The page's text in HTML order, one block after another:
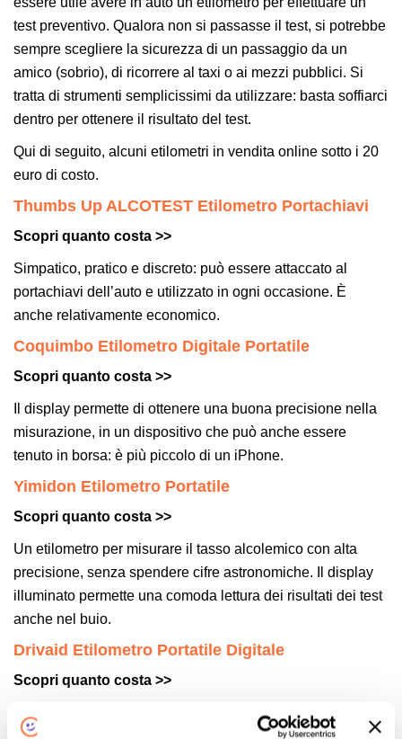
test preventivo. Qualora non si passasse il test, si potrebbe
sempre scegliere la sicurezza di un passaggio da un
amico (sobrio), di ricorrere al taxi o ai mezzi pubblici. Si
tratta di strumenti semplicissimi da utilizzare: basta soffiarci
dentro per ottenere il risultato del test.
Qui di seguito, alcuni etilometri in vendita online sotto i 20
euro di costo.
Thumbs Up ALCOTEST Etilometro Portachiavi
Scopri quanto costa >>
Simpatico, pratico e discreto: può essere attaccato al
portachiavi dell’auto e utilizzato in ogni occasione. È
anche relativamente economico.
Coquimbo Etilometro Digitale Portatile
Scopri quanto costa >>
Il display permette di ottenere una buona precisione nella
misurazione, in un dispositivo che può anche essere
tenuto in borsa: è più piccolo di un iPhone.
Yimidon Etilometro Portatile
Scopri quanto costa >>
Un etilometro per misurare il tasso alcolemico con alta
precisione, senza spendere cifre astronomiche. Il display
illuminato permette una comoda lettura dei risultati dei test
anche nel buio.
Drivaid Etilometro Portatile Digitale
Scopri quanto costa >>
Lo schermo LCD s’illumina di rosso quando il tasso
alcolemico supera lo 0,05% e il risultato positivo del test